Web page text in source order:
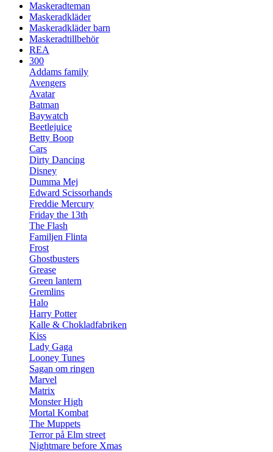
Maskeradteman
Maskeradkläder
Maskeradkläder barn
Maskeradtillbehör
REA
300
Addams family
Avengers
Avatar
Batman
Baywatch
Beetlejuice
Betty Boop
Cars
Dirty Dancing
Disney
Dumma Mej
Edward Scissorhands
Freddie Mercury
Friday the 13th
The Flash
Familjen Flinta
Frost
Ghostbusters
Grease
Green lantern
Gremlins
Halo
Harry Potter
Kalle & Chokladfabriken
Kiss
Lady Gaga
Looney Tunes
Sagan om ringen
Marvel
Matrix
Monster High
Mortal Kombat
The Muppets
Terror på Elm street
Nightmare before Xmas